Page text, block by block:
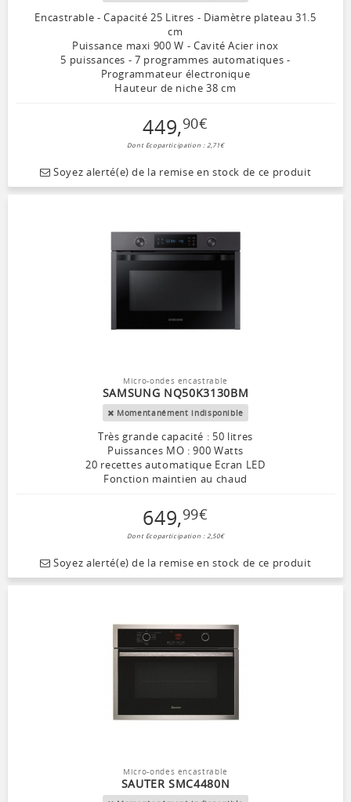
Encastrable - Capacité 25 Litres - Diamètre plateau 31.5
cm
Puissance maxi 900 W - Cavité Acier inox
5 puissances - 7 programmes automatiques -
Programmateur électronique
Hauteur de niche 38 cm
449,90€
Dont Ecoparticipation : 2,71€
Soyez alerté(e) de la remise en stock de ce produit
Micro-ondes encastrable
SAMSUNG NQ50K3130BM
Momentanément indisponible
Très grande capacité : 50 litres
Puissances MO : 900 Watts
20 recettes automatique Ecran LED
Fonction maintien au chaud
649,99€
Dont Ecoparticipation : 2,50€
Soyez alerté(e) de la remise en stock de ce produit
Micro-ondes encastrable
SAUTER SMC4480N